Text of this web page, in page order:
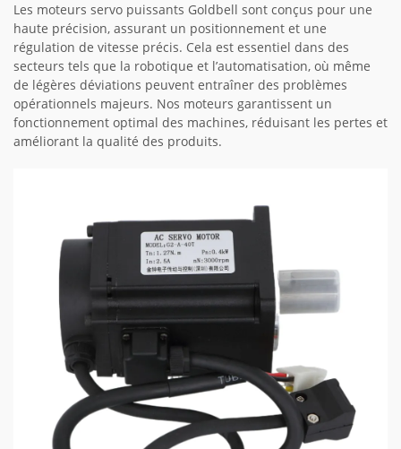
Les moteurs servo puissants Goldbell sont conçus pour une
haute précision, assurant un positionnement et une
régulation de vitesse précis. Cela est essentiel dans des
secteurs tels que la robotique et l’automatisation, où même
de légères déviations peuvent entraîner des problèmes
opérationnels majeurs. Nos moteurs garantissent un
fonctionnement optimal des machines, réduisant les pertes et
améliorant la qualité des produits.